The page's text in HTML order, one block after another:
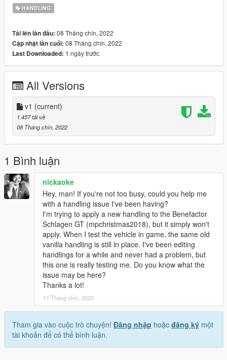
HANDLING
Tải lên lần đầu: 08 Tháng chín, 2022
Cập nhật lần cuối: 08 Tháng chín, 2022
Last Downloaded: 1 ngày trước
All Versions
v1 (current)
1.457 tải về
08 Tháng chín, 2022
1 Bình luận
nickaoke
Hey, man! If you're not too busy, could you help me
with a handling issue I've been having?
I'm trying to apply a new handling to the Benefactor
Schlagen GT (mpchristmas2018), but it simply won't
apply. When I test the vehicle in game, the same old
vanilla handling is still in place. I've been editing
handlings for a while and never had a problem, but
this one is really testing me. Do you know what the
issue may be here?
Thanks a lot!
11 Tháng chín, 2022
Tham gia vào cuộc trò chuyện! Đăng nhập hoặc đăng ký một
tài khoản để có thể bình luận.